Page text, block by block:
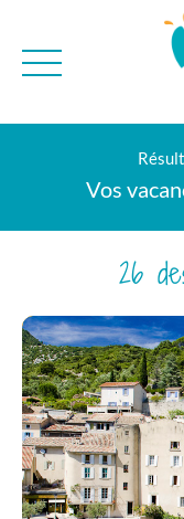
Vos
26